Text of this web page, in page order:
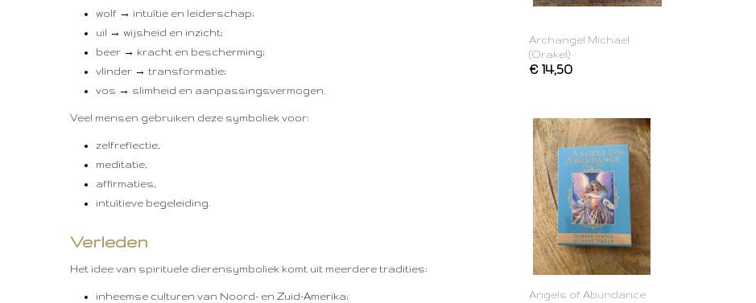
wolf → intuïtie en leiderschap;
uil → wijsheid en inzicht;
beer → kracht en bescherming;
vlinder → transformatie;
vos → slimheid en aanpassingsvermogen.
Veel mensen gebruiken deze symboliek voor:
zelfreflectie,
meditatie,
affirmaties,
intuïtieve begeleiding.
Verleden
Het idee van spirituele dierensymboliek komt uit meerdere tradities:
inheemse culturen van Noord- en Zuid-Amerika;
Archangel Michael
(Orakel)
€ 14,50
Angels of Abundance